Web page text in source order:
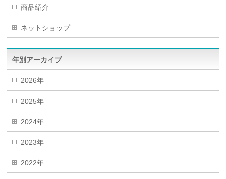
商品紹介
ネットショップ
年別アーカイブ
2026年
2025年
2024年
2023年
2022年